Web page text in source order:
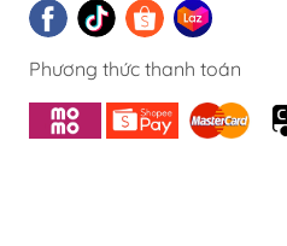
Phương thức thanh toán